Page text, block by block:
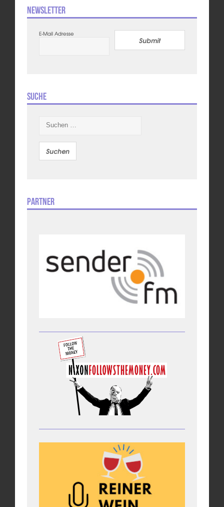
Newsletter
E-Mail Adresse
Submit
Suche
nach:
Partner